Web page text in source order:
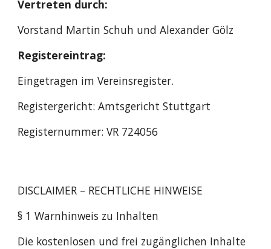
Vertreten durch:
Vorstand Martin Schuh und Alexander Gölz
Registereintrag:
Eingetragen im Vereinsregister.
Registergericht: AmtsgerichtStuttgart
Registernummer: VR 724056
DISCLAIMER – RECHTLICHE HINWEISE
§ 1 Warnhinweis zu Inhalten
Die kostenlosen und frei zugänglichen Inhalte